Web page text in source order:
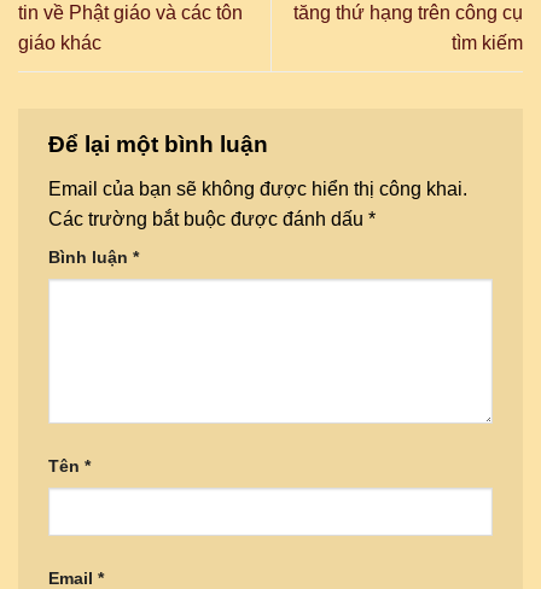
tin về Phật giáo và các tôn
giáo khác
tăng thứ hạng trên công cụ
tìm kiếm
Để lại một bình luận
Email của bạn sẽ không được hiển thị công khai.
Các trường bắt buộc được đánh dấu *
Bình luận *
Tên *
Email *